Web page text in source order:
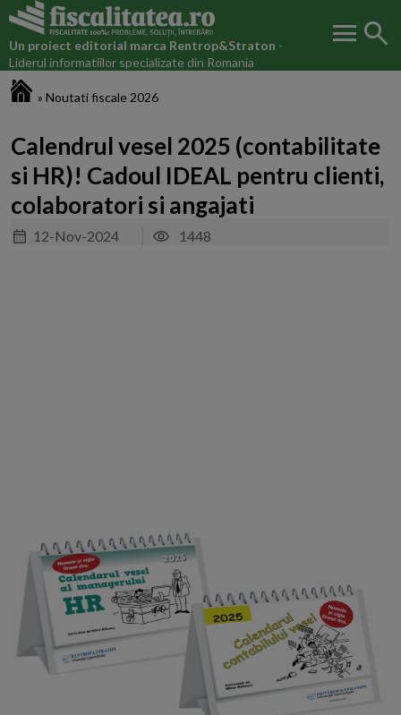
Un proiect editorial marca Rentrop&Straton -
Liderul informatiilor specializate din Romania
menu search
» Noutati fiscale 2026
Calendrul vesel 2025 (contabilitate
si HR)! Cadoul IDEAL pentru clienti,
colaboratori si angajati
12-Nov-2024 1448